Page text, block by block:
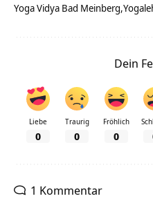
Yoga Vidya Bad Meinberg
Dein
Liebe
0
Traurig
0
Fröhlich
0
1 Kommentar